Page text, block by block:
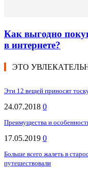
Как выгодно
в интернете?
ЭТО
Эти 12 вещей приносят
24.07.2018 0
Преимущества и
17.05.2019 0
Больше всего жалеть в
путешествовали